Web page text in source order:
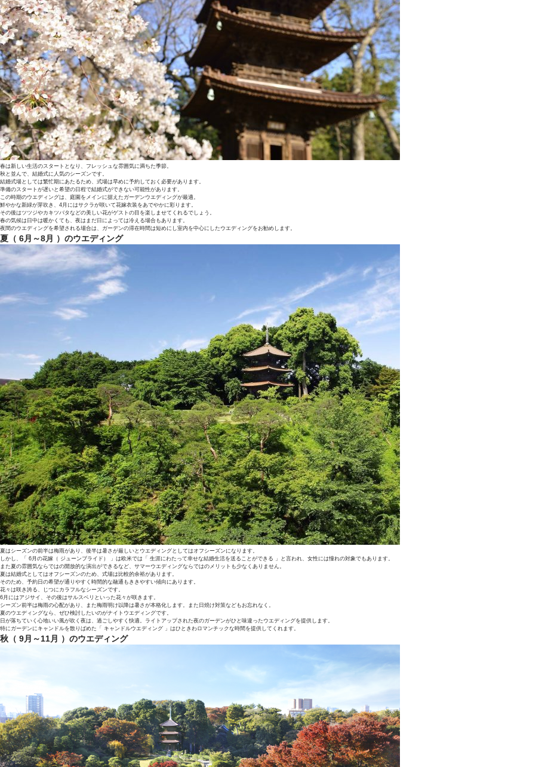
春は新しい生活のスタートとなり、フレッシュな雰囲気に満ちた季節。
秋と並んで、結婚式に人気のシーズンです。
結婚式場としては繁忙期にあたるため、式場は早めに予約しておく必要があります。
準備のスタートが遅いと希望の日程で結婚式ができない可能性があります。
この時期のウエディングは、庭園をメインに据えたガーデンウエディングが最適。
鮮やかな新緑が芽吹き、4月にはサクラが咲いて花嫁衣装をあでやかに彩ります。
その後はツツジやカキツバタなどの美しい花がゲストの目を楽しませてくれるでしょう。
春の気候は日中は暖かくても、夜はまだ日によっては冷える場合もあります。
夜間のウエディングを希望される場合は、ガーデンの滞在時間は短めにし室内を中心にしたウエディングをお勧めします。
夏（ 6月～8月 ）のウエディング
夏はシーズンの前半は梅雨があり、後半は暑さが厳しいとウエディングとしてはオフシーズンになります。
しかし、「 6月の花嫁（ ジューンブライド） 」は欧米では「 生涯にわたって幸せな結婚生活を送ることができる 」と言われ、女性には憧れの対象でもあります。
また夏の雰囲気ならではの開放的な演出ができるなど、サマーウエディングならではのメリットも少なくありません。
夏は結婚式としてはオフシーズンのため、式場は比較的余裕があります。
そのため、予約日の希望が通りやすく時間的な融通もききやすい傾向にあります。
花々は咲き誇る、じつにカラフルなシーズンです。
6月にはアジサイ、その後はサルスベリといった花々が咲きます。
シーズン前半は梅雨の心配があり、また梅雨明け以降は暑さが本格化します。また日焼け対策などもお忘れなく。
夏のウエディングなら、ぜひ検討したいのがナイトウエディングです。
日が落ちていく心地いい風が吹く夜は、過ごしやすく快適。ライトアップされた夜のガーデンがひと味違ったウエディングを提供します。
特にガーデンにキャンドルを散りばめた「 キャンドルウエディング 」はひときわロマンチックな時間を提供してくれます。
秋（ 9月～11月 ）のウエディング